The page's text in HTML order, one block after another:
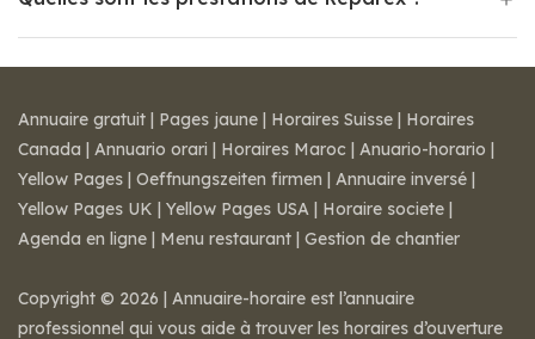
Annuaire gratuit | Pages jaune | Horaires Suisse | Horaires
Canada | Annuario orari | Horaires Maroc | Anuario-horario |
Yellow Pages | Oeffnungszeiten firmen | Annuaire inversé |
Yellow Pages UK | Yellow Pages USA | Horaire societe |
Agenda en ligne | Menu restaurant | Gestion de chantier
Copyright © 2026 | Annuaire-horaire est l’annuaire
professionnel qui vous aide à trouver les horaires d’ouverture